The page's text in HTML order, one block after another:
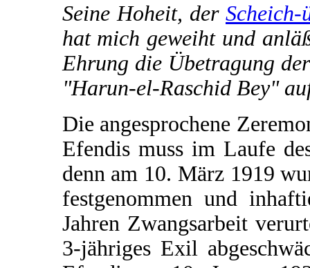
Seine Hoheit, der
hat mich geweiht und
Ehrung die Übetragung
"Harun-el-Raschid Bey"
Die angesprochene
Efendis muss im Laufe
denn am 10. März 1919
festgenommen und
Jahren Zwangsarbeit
3-jähriges Exil